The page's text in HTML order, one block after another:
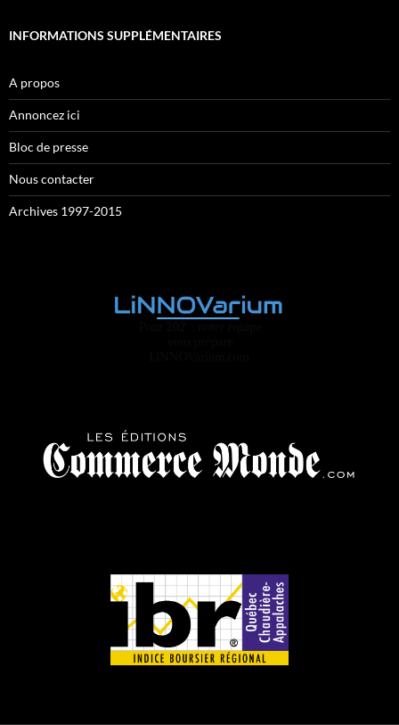
INFORMATIONS SUPPLÉMENTAIRES
A propos
Annoncez ici
Bloc de presse
Nous contacter
Archives 1997-2015